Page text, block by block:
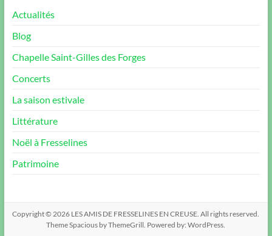
Actualités
Blog
Chapelle Saint-Gilles des Forges
Concerts
La saison estivale
Littérature
Noël à Fresselines
Patrimoine
Copyright © 2026 LES AMIS DE FRESSELINES EN CREUSE . All rights reserved.
ThemeSpacious by ThemeGrill. Powered by:WordPress